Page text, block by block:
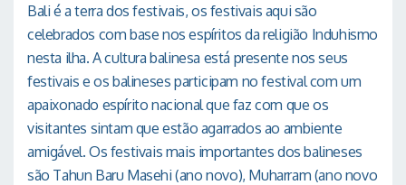
Bali é a terra dos festivais, os festivais aqui são
celebrados com base nos espíritos da religião Induhismo
nesta ilha. A cultura balinesa está presente nos seus
festivais e os balineses participam no festival com um
apaixonado espírito nacional que faz com que os
visitantes sintam que estão agarrados ao ambiente
amigável. Os festivais mais importantes dos balineses
são Tahun Baru Masehi (ano novo), Muharram (ano novo